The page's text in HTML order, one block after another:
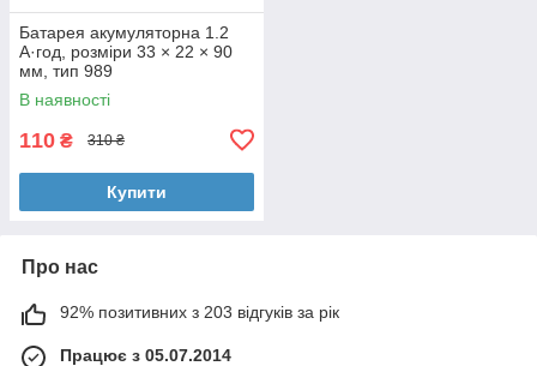
Батарея акумуляторна 1.2
А·год, розміри 33 × 22 × 90
мм, тип 989
В наявності
110 ₴ 310 ₴
Купити
Про нас
92% позитивних з 203 відгуків за рік
Працює з 05.07.2014